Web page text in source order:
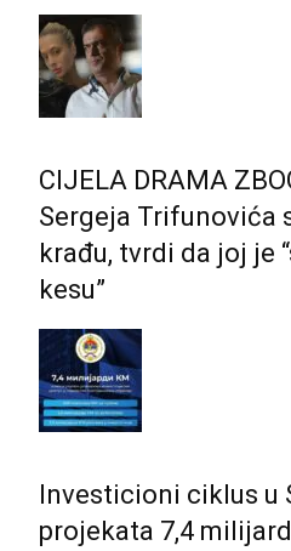
CIJELA DRAMA
Sergeja Trifunovića
krađu, tvrdi da joj je
kesu”
Investicioni ciklus u
projekata 7,4